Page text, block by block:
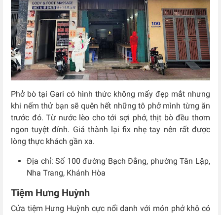
Phở bò tại Gari có hình thức không mấy đẹp mắt nhưng
khi nếm thử bạn sẽ quên hết những tô phở mình từng ăn
trước đó. Từ nước lèo cho tới sợi phở, thịt bò đều thơm
ngon tuyệt đỉnh. Giá thành lại fix nhẹ tay nên rất được
lòng thực khách gần xa.
Địa chỉ: Số 100 đường Bạch Đằng, phường Tân Lập,
Nha Trang, Khánh Hòa
Tiệm Hưng Huỳnh
Cửa tiệm Hưng Huỳnh cực nổi danh với món phở khô có